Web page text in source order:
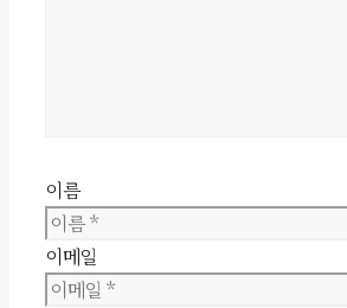
이름
이메일